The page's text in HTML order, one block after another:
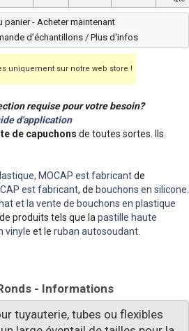
panier - Acheter maintenant
dʼéchantillons / Plus d'infos
uniquement sur notre web store !
requise pour votre besoin?
d'application
de capuchons de toutes sortes. Ils
MOCAP est fabricantde
est fabricant, de bouchons en silicone.
et la vente de bouchons en plastique
produits tels que lapastille haute
vinyle et le ruban autosoudant.
- Informations
tuyauterie, tubes ou flexibles